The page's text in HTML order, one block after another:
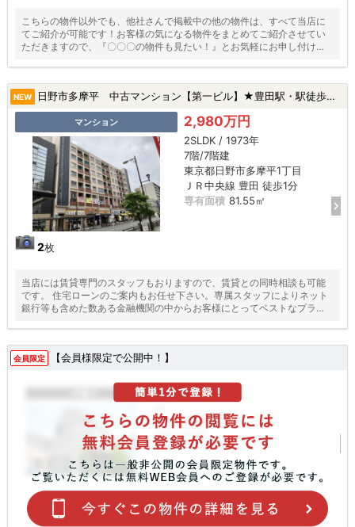
こちらの物件以外でも、他社さんで掲載中の他の物件は、すべて当店に
てご紹介が可能です！お客様の気になる物件をまとめてご紹介させてい
ただきますので、『〇〇〇の物件も見たい！』とお気軽にお申し付けく
NEW 日野市多摩平 中古マンション【第一ビル】★豊田駅・駅徒歩１分・新規リフォーム・ペット飼育可・最上階★|日野市多摩平1丁目の中古マンション
マンション
2枚
2,980万円
2SLDK / 1973年
7階/7階建
東京都日野市多摩平1丁目
ＪＲ中央線 豊田 徒歩1分
専有面積 81.55㎡
当店には賃貸専門のスタッフもおりますので、賃貸との同時相談も可能
です。 住宅ローンのご案内もお任せ下さい。専属スタッフによりネット
銀行等も含めた数ある金融機関の中からお客様にとってベストなプラン
会員限定 【会員様限定で公開中！】